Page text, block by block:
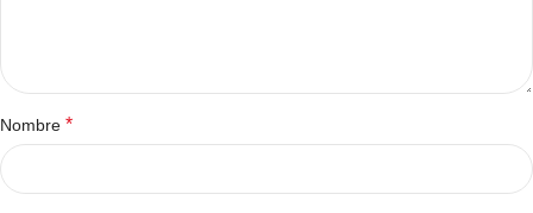
Nombre *